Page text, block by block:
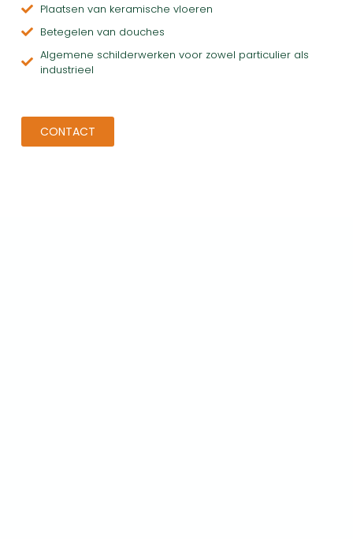
Plaatsen van keramische vloeren
Betegelen van douches
Algemene schilderwerken voor zowel particulier als
industrieel
CONTACT